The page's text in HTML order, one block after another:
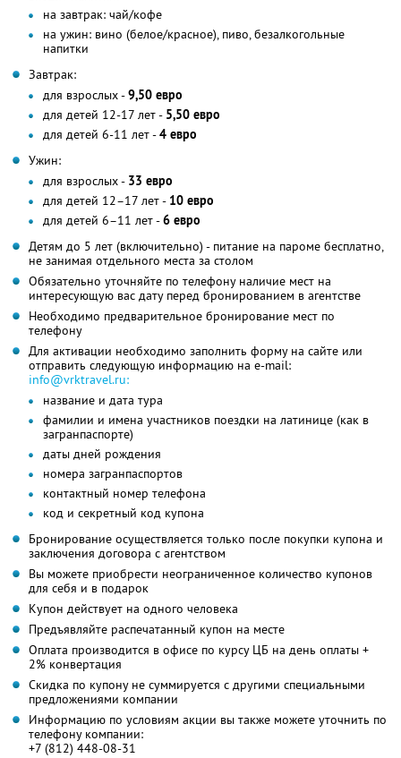
на завтрак: чай/кофе
на ужин: вино (белое/красное), пиво, безалкогольные
напитки
Завтрак:
для взрослых -9,50 евро
для детей 12-17 лет - 5,50 евро
для детей 6-11 лет -4 евро
Ужин:
для взрослых - 33 евро
для детей 12–17 лет - 10 евро
для детей 6–11 лет -6 евро
Детям до 5 лет (включительно) - питание на пароме бесплатно,
не занимая отдельного места за столом
Обязательно уточняйте по телефону наличие мест на
интересующую вас дату перед бронированием в агентстве
Необходимо предварительное бронирование мест по
телефону
Для активации необходимо заполнить форму на сайте или
отправить следующую информацию на e-mail:
info@vrktravel.ru:
название и дата тура
фамилии и имена участников поездки на латинице (как в
загранпаспорте)
даты дней рождения
номера загранпаспортов
контактный номер телефона
код и секретный код купона
Бронирование осуществляется только после покупки купона и
заключения договора с агентством
Вы можете приобрести неограниченное количество купонов
для себя и в подарок
Купон действует на одного человека
Предъявляйте распечатанный купон на месте
Оплата производится в офисе по курсу ЦБ на день оплаты +
2% конвертация
Скидка по купону не суммируется с другими специальными
предложениями компании
Информацию по условиям акции вы также можете уточнить по
телефону компании:
+7 (812) 448-08-31